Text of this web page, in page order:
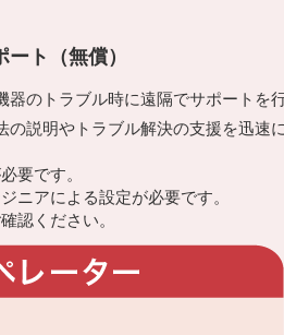
ト（無償）
器のトラブル時に遠隔でサポート
の説明やトラブル解決の支援を迅速
要です。
ニアによる設定が必要です。
認ください。